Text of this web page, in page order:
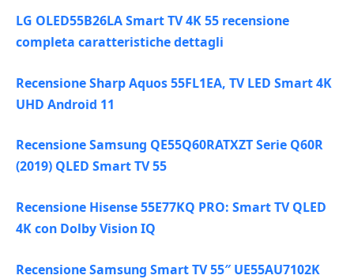
LG OLED55B26LA Smart TV 4K 55 recensione
completa caratteristiche dettagli
Recensione Sharp Aquos 55FL1EA, TV LED Smart 4K
UHD Android 11
Recensione Samsung QE55Q60RATXZT Serie Q60R
(2019) QLED Smart TV 55
Recensione Hisense 55E77KQ PRO: Smart TV QLED
4K con Dolby Vision IQ
Recensione Samsung Smart TV 55″ UE55AU7102K